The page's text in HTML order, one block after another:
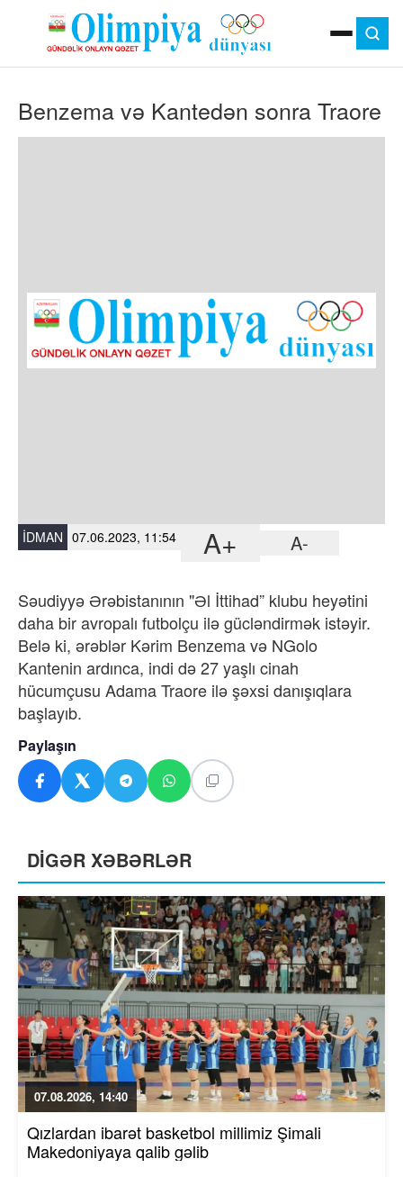
MOK
OLIMPIYA OYUNLARI
VIDEO
DIGƏR
Benzema və Kantedən sonra Traore
İDMAN 07.06.2023, 11:54 A+ A-
Səudiyyə Ərəbistanının "Əl İttihad” klubu heyətini
daha bir avropalı futbolçu ilə gücləndirmək istəyir.
Belə ki, ərəblər Kərim Benzema və NGolo
Kantenin ardınca, indi də 27 yaşlı cinah
hücumçusu Adama Traore ilə şəxsi danışıqlara
başlayıb.
Paylaşın
DİGƏR XƏBƏRLƏR
07.08.2026, 14:40
Qızlardan ibarət basketbol millimiz Şimali
Makedoniyaya qalib gəlib